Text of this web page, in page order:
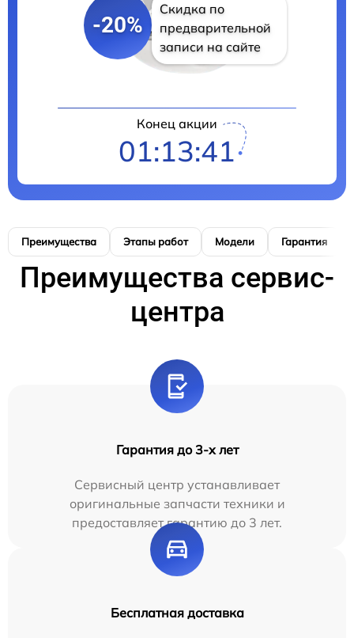
-20%
Скидка по
предварительной
записи на сайте
Конец акции
01:13:40
Преимущества Этапы работ Модели Гарантия
Преимущества сервис-
центра
Гарантия до 3-х лет
Сервисный центр устанавливает
оригинальные запчасти техники и
предоставляет гарантию до 3 лет.
Бесплатная доставка